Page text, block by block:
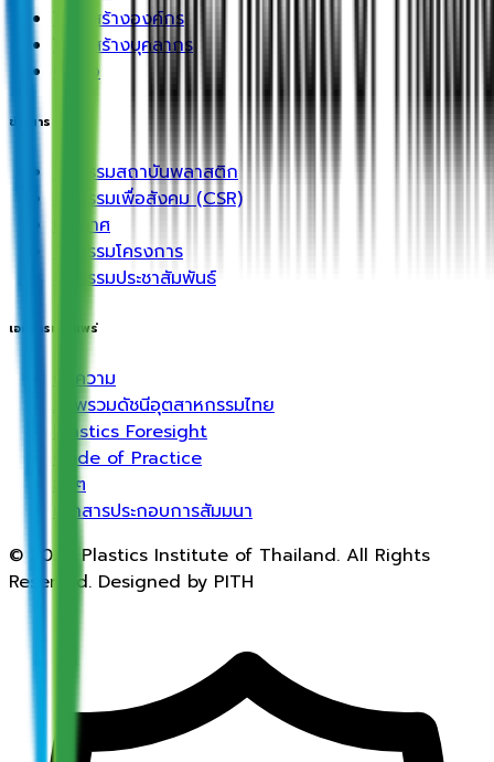
โครงสร้างองค์กร
โครงสร้างบุคลากร
ติดต่อ
ข่าวสาร
กิจกรรมสถาบันพลาสติก
กิจกรรมเพื่อสังคม (CSR)
ประกาศ
กิจกรรมโครงการ
กิจกรรมประชาสัมพันธ์
เอกสารเผยแพร่
บทความ
ภาพรวมดัชนีอุตสาหกรรมไทย
Plastics Foresight
Code of Practice
อื่นๆ
เอกสารประกอบการสัมมนา
© 2026
Plastics Institute of Thailand. All Rights
Reserved. Designed by PITH